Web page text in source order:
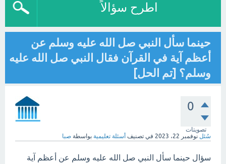
اطرح سؤالاً
حينما سأل النبي صل الله عليه وسلم عن
أعظم آية في القرآن فقال النبي صل الله عليه
وسلم؟ [تم الحل]
0
تصويتات
سُئل نوفمبر 22، 2023 في تصنيف أسئلة تعليمية بواسطة صبا
سؤال حينما سأل النبي صل الله عليه وسلم عن أعظم آية